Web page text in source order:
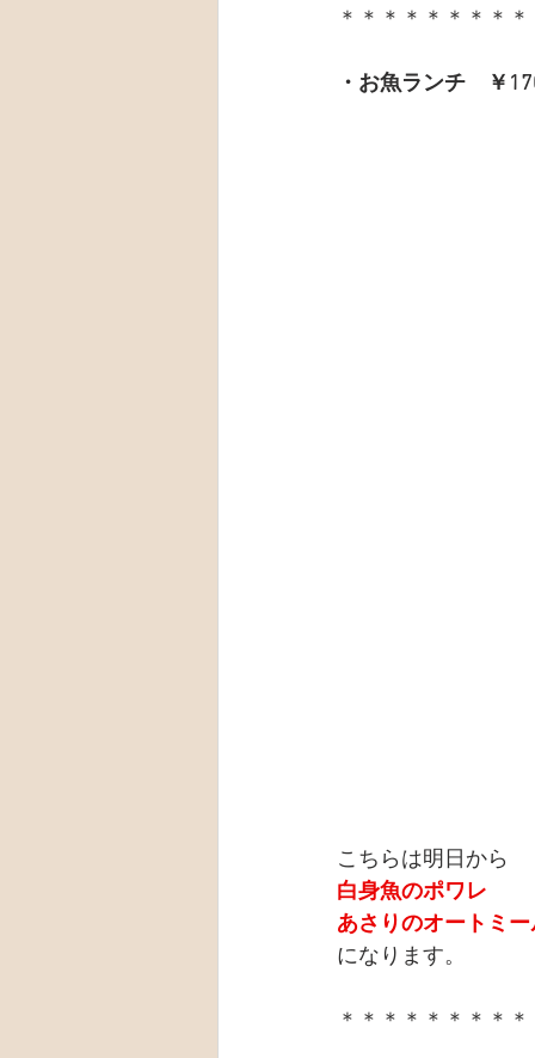
＊＊＊＊＊＊＊＊
・お魚ランチ　￥
こちらは明日から
白身魚のポワレ
あさりのオートミ
になります。
＊＊＊＊＊＊＊＊